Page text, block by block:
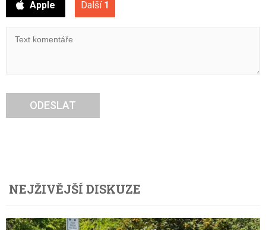
Apple Další 1
ODESLAT
NEJŽIVĚJŠÍ DISKUZE